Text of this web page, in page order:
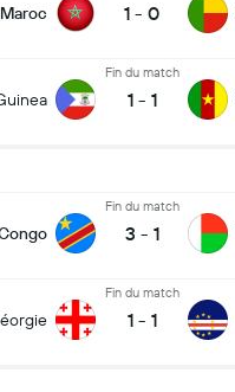
Maroc 1 - 0
Fin du match
1 - 1
Fin du match
3 - 1
Fin du match
1 - 1